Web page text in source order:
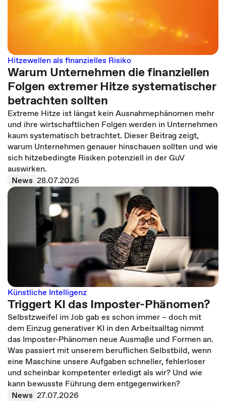
Hitzewellen als finanzielles Risiko
Warum Unternehmen die finanziellen
Folgen extremer Hitze systematischer
betrachten sollten
Extreme Hitze ist längst kein Ausnahmephänomen mehr
und ihre wirtschaftlichen Folgen werden in Unternehmen
kaum systematisch betrachtet. Dieser Beitrag zeigt,
warum Unternehmen genauer hinschauen sollten und wie
sich hitzebedingte Risiken potenziell in der GuV
auswirken.
News 28.07.2026
Künstliche Intelligenz
Triggert KI das Imposter-Phänomen?
Selbstzweifel im Job gab es schon immer – doch mit
dem Einzug generativer KI in den Arbeitsalltag nimmt
das Imposter-Phänomen neue Ausmaße und Formen an.
Was passiert mit unserem beruflichen Selbstbild, wenn
eine Maschine unsere Aufgaben schneller, fehlerloser
und scheinbar kompetenter erledigt als wir? Und wie
kann bewusste Führung dem entgegenwirken?
News 27.07.2026